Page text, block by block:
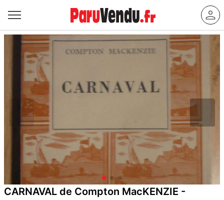
CARNAVAL de Compton MacKENZIE -